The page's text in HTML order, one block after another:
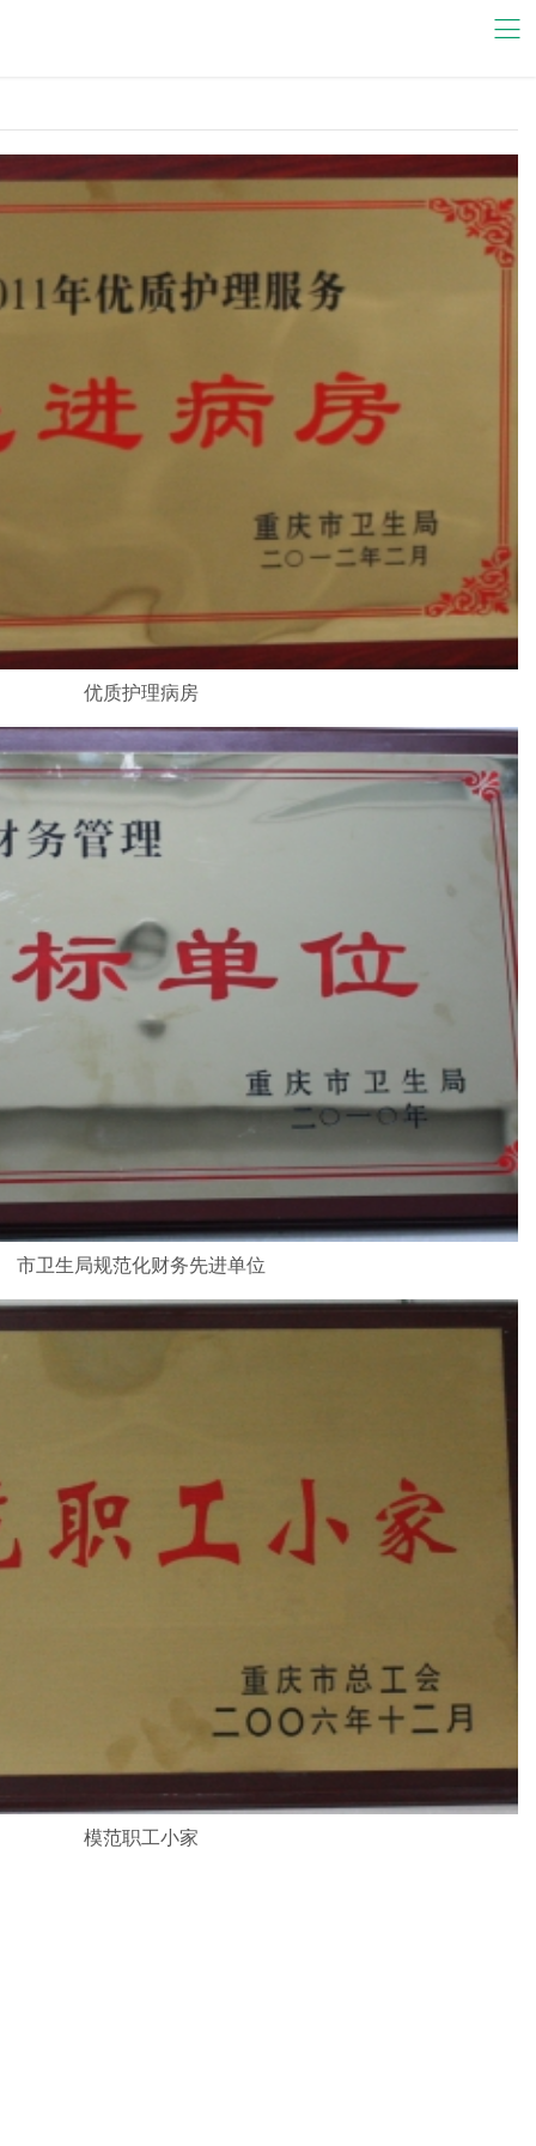
优质护理病房
市卫生局规范化财务先进单位
模范职工小家